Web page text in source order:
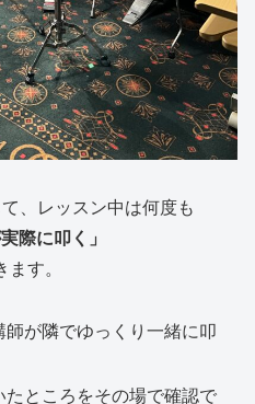
、レッスン中は何度も
際に叩く」
す。
が隣でゆっくり一緒に叩
ところをその場で確認で